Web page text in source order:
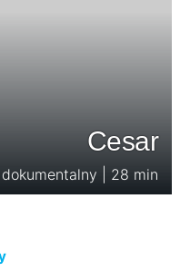
Cesar
| 28 min